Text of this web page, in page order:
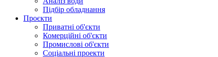
Підбір обладнання
Проєкти
Приватні об'єкти
Комерційні об'єкти
Промислові об'єкти
Соціальні проекти